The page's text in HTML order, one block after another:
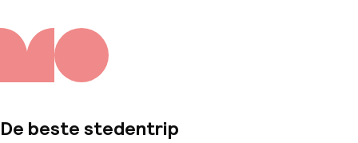
De beste stedentrip